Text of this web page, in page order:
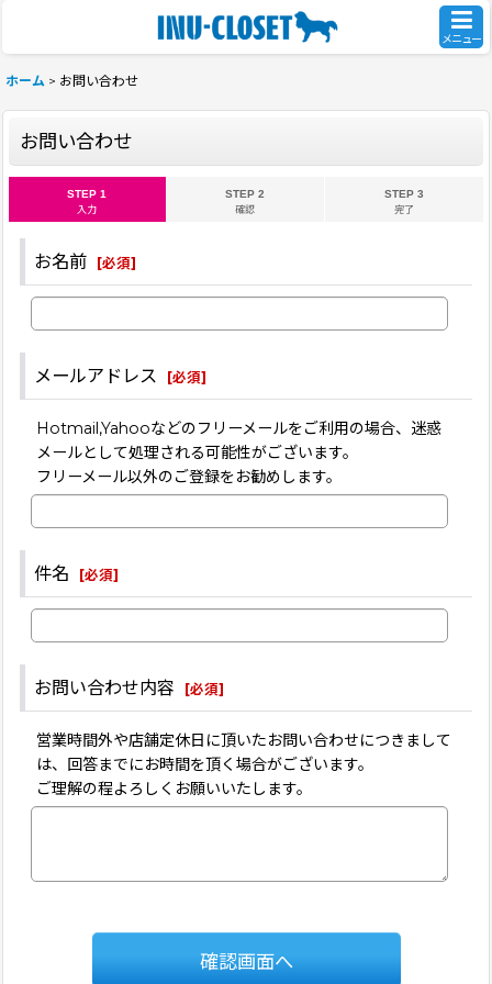
メニュー
ホーム > お問い合わせ
お問い合わせ
STEP 1
入力
STEP 2
確認
STEP 3
完了
お名前 [必須]
メールアドレス [必須]
Hotmail,Yahooなどのフリーメールをご利用の場合、迷惑
メールとして処理される可能性がございます。
フリーメール以外のご登録をお勧めします。
件名 [必須]
お問い合わせ内容 [必須]
営業時間外や店舗定休日に頂いたお問い合わせにつきまして
は、回答までにお時間を頂く場合がございます。
ご理解の程よろしくお願いいたします。
確認画面へ